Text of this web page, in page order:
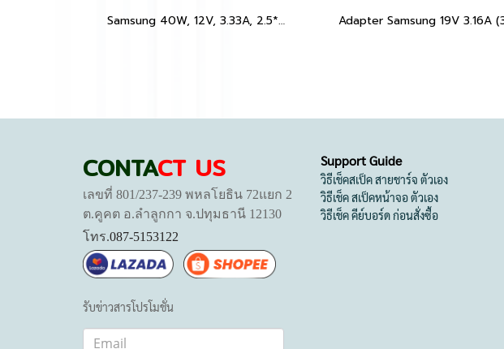
Samsung 40W, 12V, 3.33A, 2.5*0.7
CONTACT US
เลขที่ 801/237-239 พหลโยธิน 72แยก 2
ต.คูคต อ.ลำลูกกา จ.ปทุมธานี 12130
โทร.087-5153122
รับข่าวสารโปรโมชั่น
Support Guide
วิธีเช็คสเป็ค สายชาร์จ ตัวเอง
วิธีเช็ค สเป็คหน้าจอ ตัวเอง
วิธีเช็ค คีย์บอร์ด ก่อนสั่งซื้อ